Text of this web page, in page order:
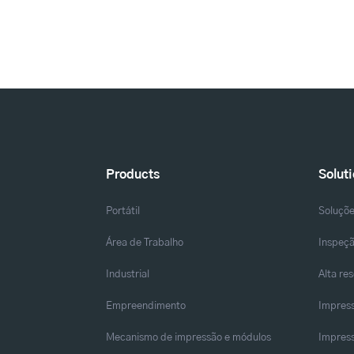
Products
Portátil
Área de Trabalho
Industrial
Empreendimento
Mecanismo de impressão e módulos
Alta